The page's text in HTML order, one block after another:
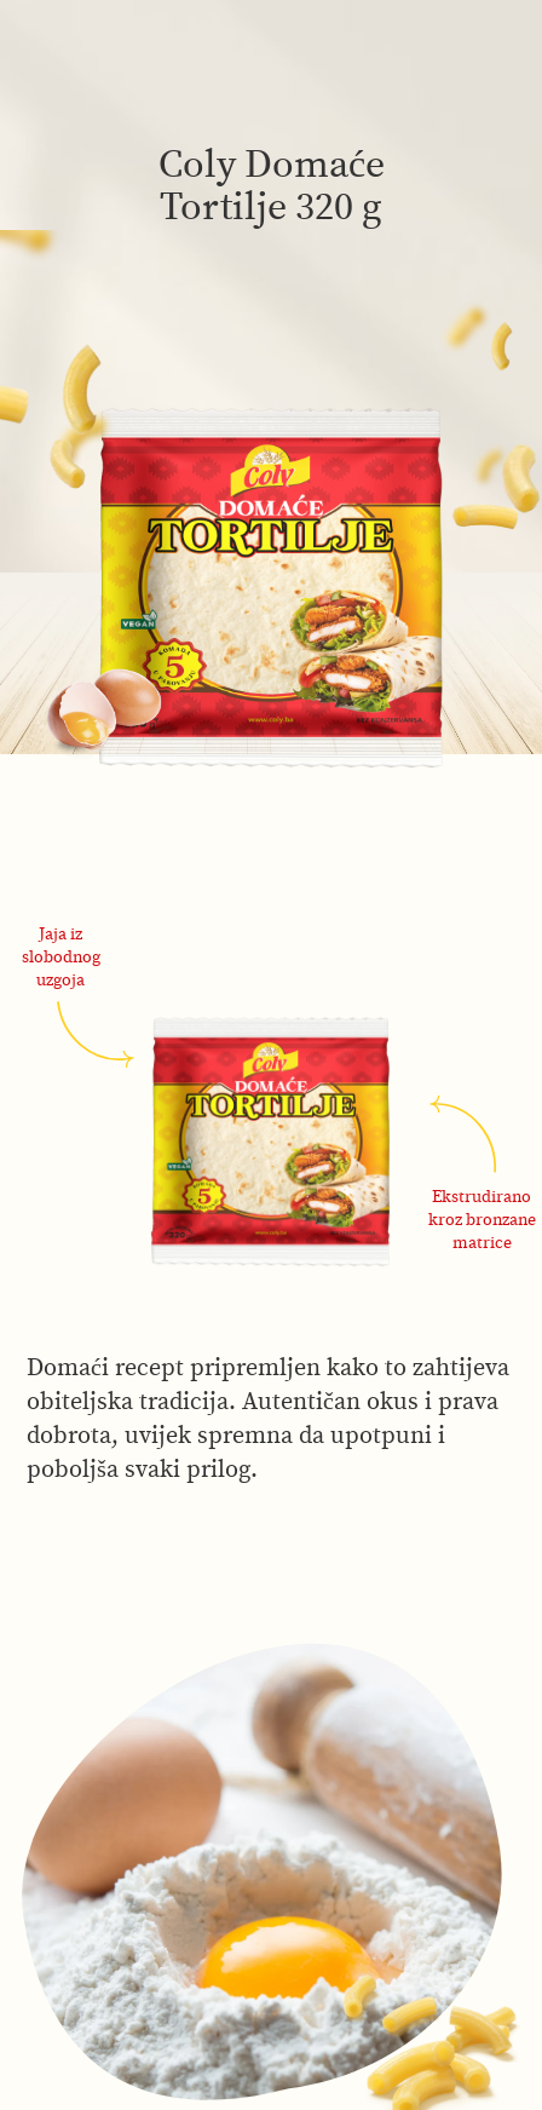
Coly Domaće
Tortilje 320 g
Jaja iz
slobodnog
uzgoja
Ekstrudirano
kroz bronzane
matrice
Domaći recept pripremljen kako to zahtijeva
obiteljska tradicija. Autentičan okus i prava
dobrota, uvijek spremna da upotpuni i
poboljša svaki prilog.